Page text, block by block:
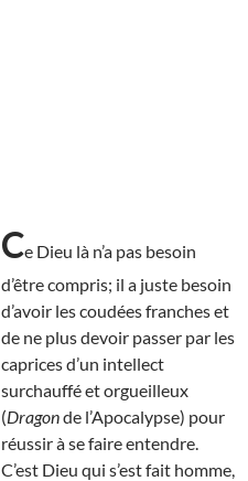
Ce Dieu là n’a pas besoin
d’être compris; il a juste besoin
d’avoir les coudées franches et
de ne plus devoir passer par les
caprices d’un intellect
surchauffé et orgueilleux
(Dragonde l’Apocalypse) pour
réussir à se faire entendre.
C’est Dieu qui s’est fait homme,